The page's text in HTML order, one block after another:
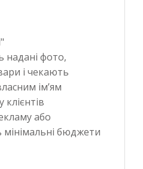
надані фото,
і чекають
ім’ям
або
бюджети